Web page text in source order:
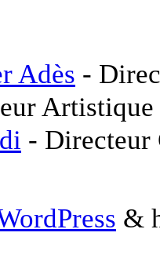
Adès -
-
&